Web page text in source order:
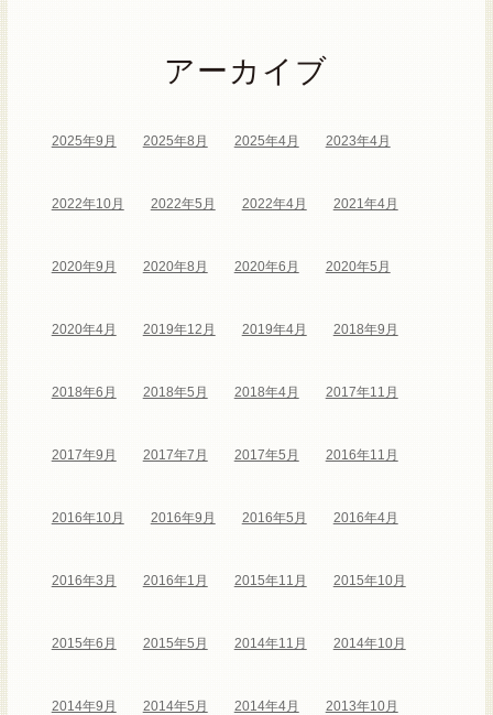
アーカイブ
2025年9月 2025年8月 2025年4月 2023年4月
2022年10月 2022年5月 2022年4月 2021年4月
2020年9月 2020年8月 2020年6月 2020年5月
2020年4月 2019年12月 2019年4月 2018年9月
2018年6月 2018年5月 2018年4月 2017年11月
2017年9月 2017年7月 2017年5月 2016年11月
2016年10月 2016年9月 2016年5月 2016年4月
2016年3月 2016年1月 2015年11月 2015年10月
2015年6月 2015年5月 2014年11月 2014年10月
2014年9月 2014年5月 2014年4月 2013年10月